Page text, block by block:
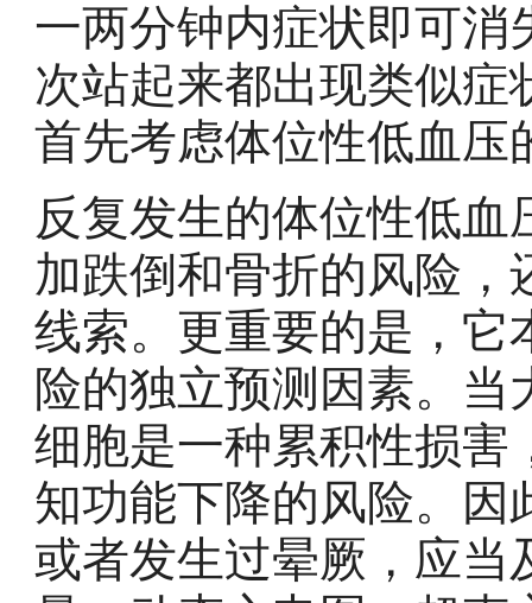
一两分钟内症状即可
次站起来都出现类似
首先考虑体位性低血压
反复发生的体位性低
加跌倒和骨折的风险
线索。更重要的是，
险的独立预测因素。
细胞是一种累积性损
知功能下降的风险。
或者发生过晕厥，应